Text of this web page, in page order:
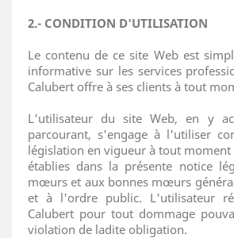
2.- CONDITION D'UTILISATION
Le contenu de ce site Web est
informative sur les services
Calubert offre à ses clients à tout
L'utilisateur du site Web, en y
parcourant, s'engage à l'utiliser
législation en vigueur à tout
établies dans la présente notice
mœurs et aux bonnes mœurs
et à l'ordre public. L'utilisateur
Calubert pour tout dommage
violation de ladite obligation.